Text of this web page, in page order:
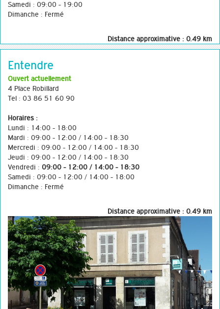
Samedi : 09:00 - 19:00
Dimanche : Fermé
Distance approximative : 0.49 km
Entendre
Ouvert actuellement
4 Place Robillard
Tel : 03 86 51 60 90
Horaires :
Lundi : 14:00 - 18:00
Mardi : 09:00 - 12:00 / 14:00 - 18:30
Mercredi : 09:00 - 12:00 / 14:00 - 18:30
Jeudi : 09:00 - 12:00 / 14:00 - 18:30
Vendredi : 09:00 - 12:00 / 14:00 - 18:30
Samedi : 09:00 - 12:00 / 14:00 - 18:00
Dimanche : Fermé
Distance approximative : 0.49 km